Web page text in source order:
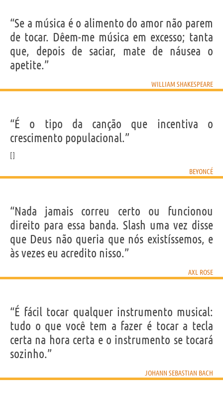
“Se a música é o alimento do amor não parem
de tocar. Dêem-me música em excesso; tanta
que, depois de saciar, mate de náusea o
apetite.”
WILLIAM SHAKESPEARE
“É o tipo da canção que incentiva o
crescimento populacional.”
BEYONCÉ
“Nada jamais correu certo ou funcionou
direito para essa banda. Slash uma vez disse
que Deus não queria que nós existíssemos, e
às vezes eu acredito nisso.”
AXL ROSE
“É fácil tocar qualquer instrumento musical:
tudo o que você tem a fazer é tocar a tecla
certa na hora certa e o instrumento se tocará
sozinho.”
JOHANN SEBASTIAN BACH